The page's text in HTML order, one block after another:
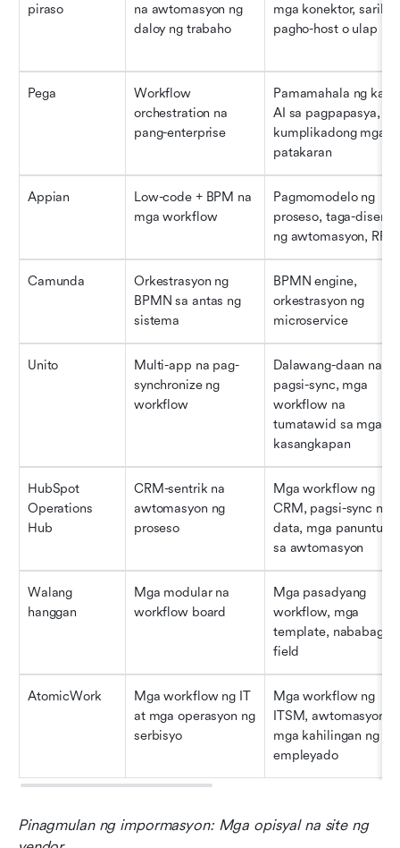
piraso
na awtomasyon ng
daloy ng trabaho
mga konektor,
pagho-host o ulap
Pega
Workflow
orchestration na
pang-enterprise
Pamamahala ng
AI sa pagpapasya,
kumplikadong mga
patakaran
Appian
Low-code + BPM na
mga workflow
Pagmomodelo ng
proseso, taga-disenyo
ng awtomasyon, RPA
Camunda
Orkestrasyon ng
BPMN sa antas ng
sistema
BPMN engine,
orkestrasyon ng
microservice
Unito
Multi-app na pag-
synchronize ng
workflow
Dalawang-daan na
pagsi-sync, mga
workflow na
tumatawid sa mga
kasangkapan
HubSpot
Operations
Hub
CRM-sentrik na
awtomasyon ng
proseso
Mga workflow ng
CRM, pagsi-sync ng
data, mga
sa awtomasyon
Walang
hanggan
Mga modular na
workflow board
Mga pasadyang
workflow, mga
template,
field
AtomicWork
Mga workflow ng IT
at mga operasyon ng
serbisyo
Mga workflow ng
ITSM, awtomasyon,
mga kahilingan ng
empleyado
Pinagmulan ng impormasyon: Mga opisyal na site ng